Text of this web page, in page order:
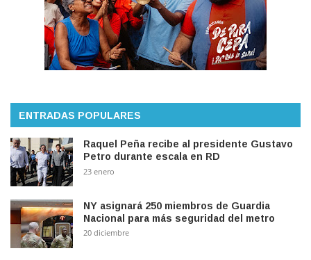
ENTRADAS POPULARES
Raquel Peña recibe al presidente Gustavo
Petro durante escala en RD
23 enero
NY asignará 250 miembros de Guardia
Nacional para más seguridad del metro
20 diciembre